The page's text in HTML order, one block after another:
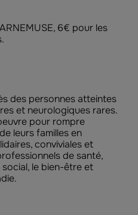
6€ pour les
des personnes atteintes
et neurologiques rares.
pour rompre
leurs familles en
conviviales et
de santé,
le bien-être et